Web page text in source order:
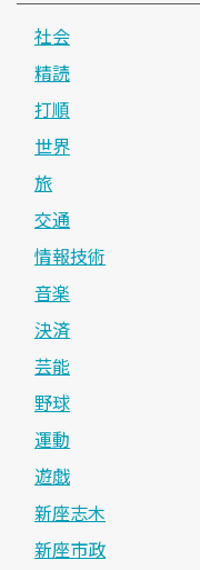
社会
精読
打順
世界
旅
交通
情報技術
音楽
決済
芸能
野球
運動
遊戯
新座志木
新座市政